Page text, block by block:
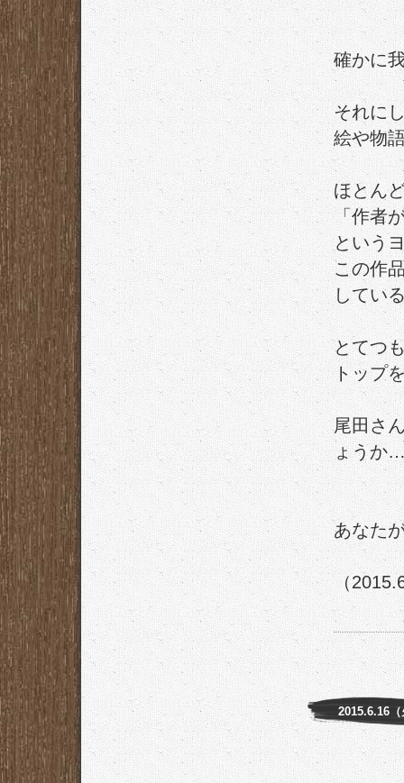
確かに
それに
絵や物
ほとん
「作者
という
この作
してい
とてつ
トップ
尾田さ
ょうか
あなた
（
2015.6.16（